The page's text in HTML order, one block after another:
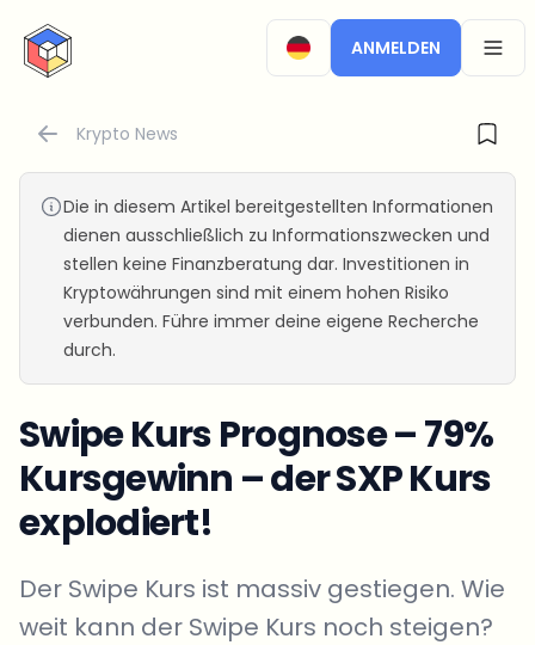
CryptoTicker
ANMELDEN
Krypto News
Die in diesem Artikel bereitgestellten Informationen
dienen ausschließlich zu Informationszwecken und
stellen keine Finanzberatung dar. Investitionen in
Kryptowährungen sind mit einem hohen Risiko
verbunden. Führe immer deine eigene Recherche
durch.
Swipe Kurs Prognose – 79%
Kursgewinn – der SXP Kurs
explodiert!
Der Swipe Kurs ist massiv gestiegen. Wie
weit kann der Swipe Kurs noch steigen?